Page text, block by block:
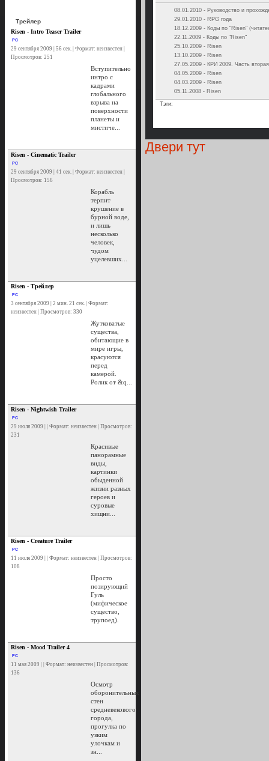
Трейлер
Risen - Intro Teaser Trailer
PC
29 сентября 2009 | 56 сек. | Формат: неизвестен |
Просмотров: 251
Вступительно
интро с
кадрами
глобального
взрыва на
поверхности
планеты и
мистиче...
Risen - Cinematic Trailer
PC
29 сентября 2009 | 41 сек. | Формат: неизвестен |
Просмотров: 156
Корабль
терпит
крушение в
бурной воде,
и лишь
несколько
человек,
чудом
уцелевших...
Risen - Трейлер
PC
3 сентября 2009 | 2 мин. 21 сек. | Формат:
неизвестен | Просмотров: 330
Жутковатые
существа,
обитающие в
мире игры,
красуются
перед
камерой.
Ролик от &q...
Risen - Nightwish Trailer
PC
29 июля 2009 | | Формат: неизвестен | Просмотров:
231
Красивые
панорамные
виды,
картинки
обыденной
жизни разных
героев и
суровые
хищни...
Risen - Creature Trailer
PC
11 июля 2009 | | Формат: неизвестен | Просмотров:
108
Просто
позирующий
Гуль
(мифическое
существо,
трупоед).
Risen - Mood Trailer 4
PC
11 мая 2009 | | Формат: неизвестен | Просмотров:
136
Осмотр
оборонительных
стен
средневекового
города,
прогулка по
узким
улочкам и
зн...
08.01.2010 - Руководство и
29.01.2010 - RPG года
18.12.2009 - Коды по "Risen"
22.11.2009 - Коды по "Risen"
25.10.2009 - Risen
13.10.2009 - Risen
27.05.2009 - КРИ 2009. Часть вторая
04.05.2009 - Risen
04.03.2009 - Risen
05.11.2008 - Risen
Тэги:
Двери тут